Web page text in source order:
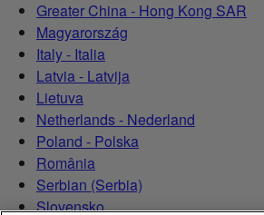
Greater China - Hong Kong SAR
Magyarország
Italy - Italia
Latvia - Latvija
Lietuva
Netherlands - Nederland
Poland - Polska
România
Serbian (Serbia)
Slovensko